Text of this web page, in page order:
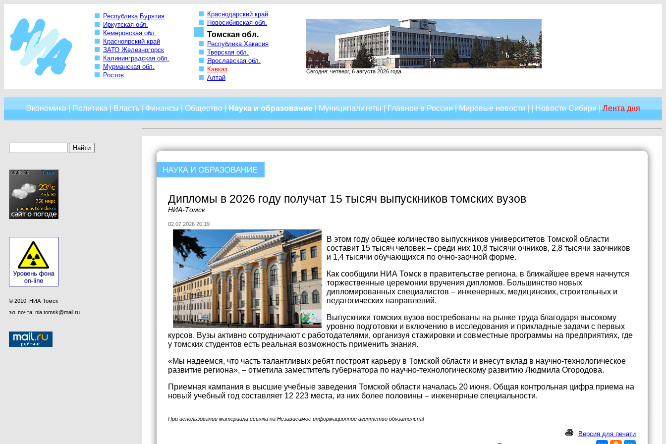
Республика Бурятия
Иркутская обл.
Кемеровская обл.
Красноярский край
ЗАТО Железногорск
Калининградская обл.
Мурманская обл.
Ростов
Краснодарский край
Новосибирская обл.
Томская обл.
Республика Хакасия
Тверская обл.
Ярославская обл.
Кавказ
Алтай
Сегодня: четверг, 6 августа 2026 года
Экономика|Политика|Власть|Финансы|Общество|Наука и образование|Муниципалитеты|Главное в России|Мировые новости| |Новости Сибири|Лента дня
© 2010, НИА-Томск
эл. почта: nia.tomsk@mail.ru
Дипломы в 2026 году получат 15 тысяч выпускников томских вузов
НИА-Томск
02.07.2026 20:19
В этом году общее количество выпускников университетов Томской области
составит 15 тысяч человек – среди них 10,8 тысячи очников, 2,8 тысячи заочников
и 1,4 тысячи обучающихся по очно-заочной форме.
Как сообщили НИА Томск в правительстве региона, в ближайшее время начнутся
торжественные церемонии вручения дипломов. Большинство новых
дипломированных специалистов – инженерных, медицинских, строительных и
педагогических направлений.
Выпускники томских вузов востребованы на рынке труда благодаря высокому
уровню подготовки и включению в исследования и прикладные задачи с первых
курсов. Вузы активно сотрудничают с работодателями, организуя стажировки и совместные программы на предприятиях, где
у томских студентов есть реальная возможность применить знания.
«Мы надеемся, что часть талантливых ребят построят карьеру в Томской области и внесут вклад в научно-технологическое
развитие региона», – отметила заместитель губернатора по научно-технологическому развитию Людмила Огородова.
Приемная кампания в высшие учебные заведения Томской области началась 20 июня. Общая контрольная цифра приема на
новый учебный год составляет 12 223 места, из них более половины – инженерные специальности.
При использовании материала ссылка на Независимое информационное агентство обязательна!
Версия для печати